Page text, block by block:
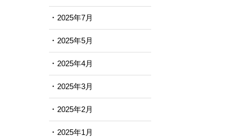
2025年7月
2025年5月
2025年4月
2025年3月
2025年2月
2025年1月